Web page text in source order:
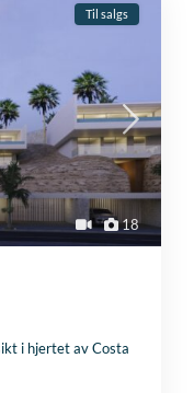
18
Til salgs
i hjertet av Costa